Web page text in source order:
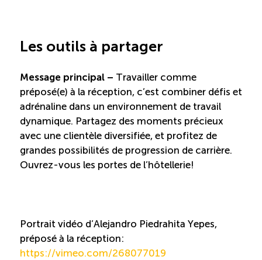
Les outils à partager
Message principal – Travailler comme
préposé(e) à la réception, c’est combiner défis et
adrénaline dans un environnement de travail
dynamique. Partagez des moments précieux
avec une clientèle diversifiée, et profitez de
grandes possibilités de progression de carrière.
Ouvrez-vous les portes de l’hôtellerie!
Portrait vidéo d’Alejandro Piedrahita Yepes,
préposé à la réception:
https://vimeo.com/268077019